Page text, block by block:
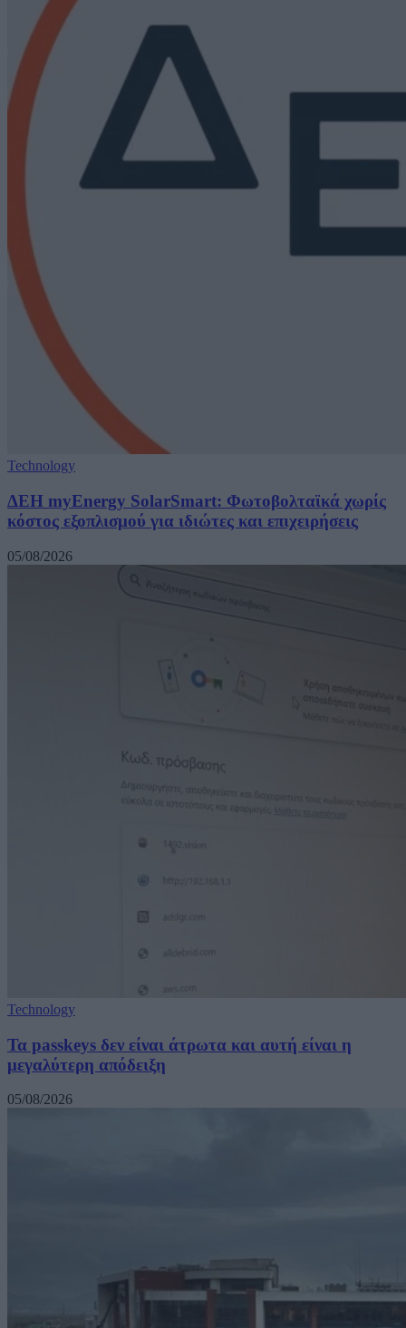
Technology
ΔΕΗ myEnergy SolarSmart: Φωτοβολταϊκά χωρίς
κόστος εξοπλισμού για ιδιώτες και επιχειρήσεις
05/08/2026
Technology
Τα passkeys δεν είναι άτρωτα και αυτή είναι η
μεγαλύτερη απόδειξη
05/08/2026